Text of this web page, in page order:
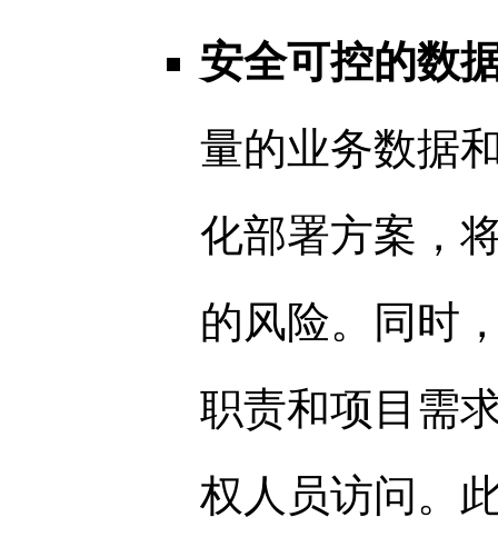
安全可控的数
量的业务数据
化部署方案，
的风险。同时
职责和项目需
权人员访问。